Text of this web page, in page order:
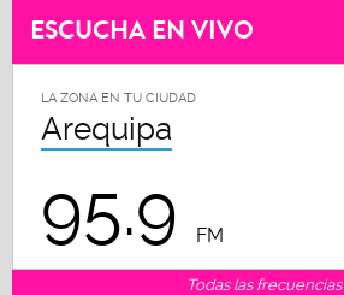
ESCUCHA EN VIVO
LA ZONA EN TU CIUDAD
Arequipa
95.9 FM
Todas las frecuencias